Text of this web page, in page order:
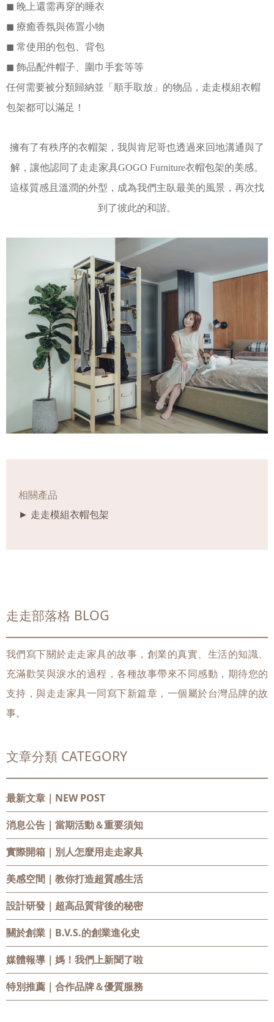
◼︎ 晚上還需再穿的睡衣
◼︎ 療癒香氛與佈置小物
◼︎ 常使用的包包、背包
◼︎ 飾品配件帽子、圍巾手套等等
任何需要被分類歸納並「順手取放」的物品，走走模組衣帽
包架都可以滿足！
擁有了有秩序的衣帽架，我與肯尼哥也透過來回地溝通與了
解，讓他認同了走走家具GOGO Furniture衣帽包架的美感。
這樣質感且溫潤的外型，成為我們主臥最美的風景，再次找
到了彼此的和諧。
相關產品
► 走走模組衣帽包架
走走部落格 BLOG
我們寫下關於走走家具的故事，創業的真實、生活的知識、
充滿歡笑與淚水的過程，各種故事帶來不同感動，期待您的
支持，與走走家具一同寫下新篇章，一個屬於台灣品牌的故
事。
文章分類 CATEGORY
最新文章｜NEW POST
消息公告 ｜當期活動＆重要須知
實際開箱 ｜別人怎麼用走走家具
美感空間 ｜教你打造超質感生活
設計研發 ｜超高品質背後的秘密
關於創業 ｜B.V.S.的創業進化史
媒體報導 ｜媽！我們上新聞了啦
特別推薦 ｜合作品牌＆優質服務